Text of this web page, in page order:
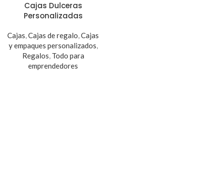
Cajas Dulceras
Personalizadas
Cajas,Cajas de regalo,Cajas
y empaques personalizados,
Regalos, Todo para
emprendedores